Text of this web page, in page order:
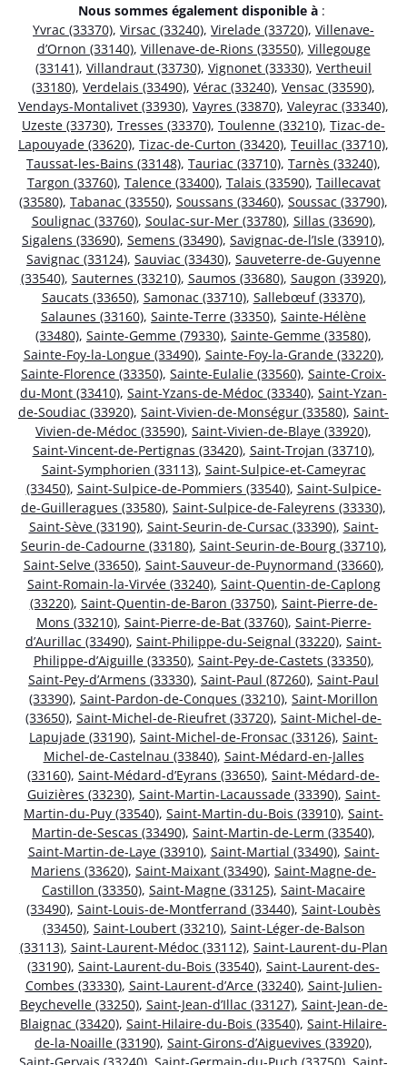
Nous sommes également disponible à :
Yvrac (33370), Virsac (33240), Virelade (33720), Villenave-
d’Ornon (33140), Villenave-de-Rions (33550), Villegouge
(33141), Villandraut (33730), Vignonet (33330), Vertheuil
(33180), Verdelais (33490), Vérac (33240), Vensac (33590),
Vendays-Montalivet (33930), Vayres (33870), Valeyrac (33340),
Uzeste (33730), Tresses (33370), Toulenne (33210), Tizac-de-
Lapouyade (33620), Tizac-de-Curton (33420), Teuillac (33710),
Taussat-les-Bains (33148), Tauriac (33710), Tarnès (33240),
Targon (33760), Talence (33400), Talais (33590), Taillecavat
(33580), Tabanac (33550), Soussans (33460), Soussac (33790),
Soulignac (33760), Soulac-sur-Mer (33780), Sillas (33690),
Sigalens (33690), Semens (33490), Savignac-de-l’Isle (33910),
Savignac (33124), Sauviac (33430), Sauveterre-de-Guyenne
(33540), Sauternes (33210), Saumos (33680), Saugon (33920),
Saucats (33650), Samonac (33710), Sallebœuf (33370),
Salaunes (33160), Sainte-Terre (33350), Sainte-Hélène
(33480), Sainte-Gemme (79330), Sainte-Gemme (33580),
Sainte-Foy-la-Longue (33490), Sainte-Foy-la-Grande (33220),
Sainte-Florence (33350), Sainte-Eulalie (33560), Sainte-Croix-
du-Mont (33410), Saint-Yzans-de-Médoc (33340), Saint-Yzan-
de-Soudiac (33920), Saint-Vivien-de-Monségur (33580), Saint-
Vivien-de-Médoc (33590), Saint-Vivien-de-Blaye (33920),
Saint-Vincent-de-Pertignas (33420), Saint-Trojan (33710),
Saint-Symphorien (33113), Saint-Sulpice-et-Cameyrac
(33450), Saint-Sulpice-de-Pommiers (33540), Saint-Sulpice-
de-Guilleragues (33580), Saint-Sulpice-de-Faleyrens (33330),
Saint-Sève (33190), Saint-Seurin-de-Cursac (33390), Saint-
Seurin-de-Cadourne (33180), Saint-Seurin-de-Bourg (33710),
Saint-Selve (33650), Saint-Sauveur-de-Puynormand (33660),
Saint-Romain-la-Virvée (33240), Saint-Quentin-de-Caplong
(33220), Saint-Quentin-de-Baron (33750), Saint-Pierre-de-
Mons (33210), Saint-Pierre-de-Bat (33760), Saint-Pierre-
d’Aurillac (33490), Saint-Philippe-du-Seignal (33220), Saint-
Philippe-d’Aiguille (33350), Saint-Pey-de-Castets (33350),
Saint-Pey-d’Armens (33330), Saint-Paul (87260), Saint-Paul
(33390), Saint-Pardon-de-Conques (33210), Saint-Morillon
(33650), Saint-Michel-de-Rieufret (33720), Saint-Michel-de-
Lapujade (33190), Saint-Michel-de-Fronsac (33126), Saint-
Michel-de-Castelnau (33840), Saint-Médard-en-Jalles
(33160), Saint-Médard-d’Eyrans (33650), Saint-Médard-de-
Guizières (33230), Saint-Martin-Lacaussade (33390), Saint-
Martin-du-Puy (33540), Saint-Martin-du-Bois (33910), Saint-
Martin-de-Sescas (33490), Saint-Martin-de-Lerm (33540),
Saint-Martin-de-Laye (33910), Saint-Martial (33490), Saint-
Mariens (33620), Saint-Maixant (33490), Saint-Magne-de-
Castillon (33350), Saint-Magne (33125), Saint-Macaire
(33490), Saint-Louis-de-Montferrand (33440), Saint-Loubès
(33450), Saint-Loubert (33210), Saint-Léger-de-Balson
(33113), Saint-Laurent-Médoc (33112), Saint-Laurent-du-Plan
(33190), Saint-Laurent-du-Bois (33540), Saint-Laurent-des-
Combes (33330), Saint-Laurent-d’Arce (33240), Saint-Julien-
Beychevelle (33250), Saint-Jean-d’Illac (33127), Saint-Jean-de-
Blaignac (33420), Saint-Hilaire-du-Bois (33540), Saint-Hilaire-
de-la-Noaille (33190), Saint-Girons-d’Aiguevives (33920),